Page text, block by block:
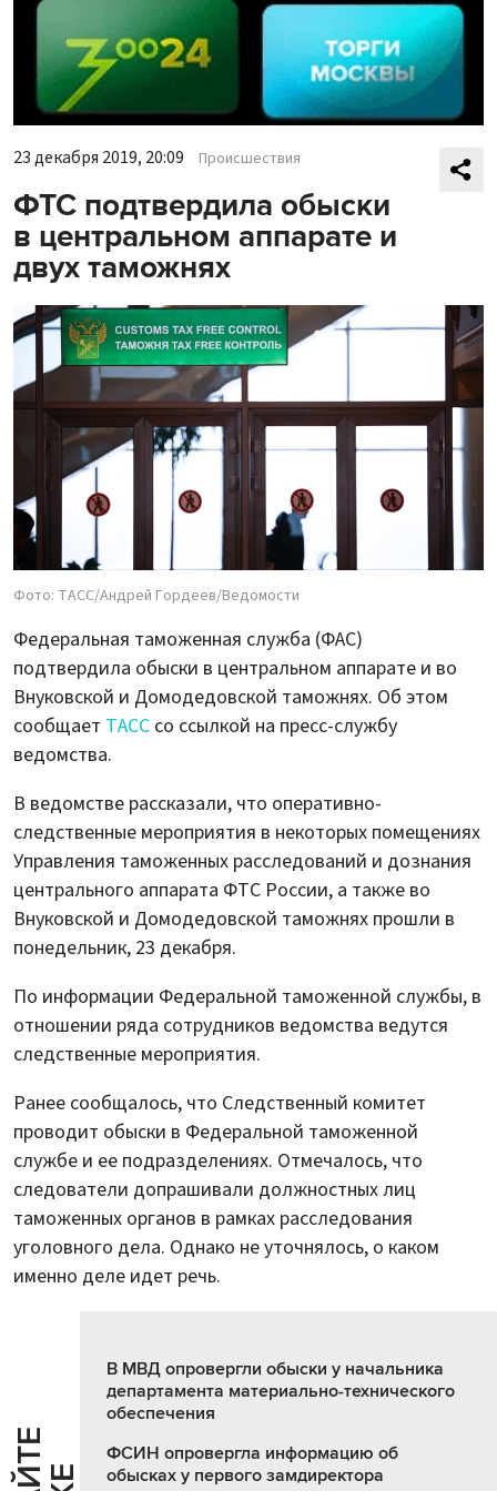
23 декабря 2019, 20:09 Происшествия
ФТС подтвердила обыски
в центральном аппарате и
двух таможнях
Фото: ТАСС/Андрей Гордеев/Ведомости
Федеральная таможенная служба (ФАС)
подтвердила обыски в центральном аппарате и во
Внуковской и Домодедовской таможнях. Об этом
сообщает ТАСС со ссылкой на пресс-службу
ведомства.
В ведомстве рассказали, что оперативно-
следственные мероприятия в некоторых помещениях
Управления таможенных расследований и дознания
центрального аппарата ФТС России, а также во
Внуковской и Домодедовской таможнях прошли в
понедельник, 23 декабря.
По информации Федеральной таможенной службы, в
отношении ряда сотрудников ведомства ведутся
следственные мероприятия.
Ранее сообщалось, что Следственный комитет
проводит обыски в Федеральной таможенной
службе и ее подразделениях. Отмечалось, что
следователи допрашивали должностных лиц
таможенных органов в рамках расследования
уголовного дела. Однако не уточнялось, о каком
именно деле идет речь.
В МВД опровергли обыски у начальника
департамента материально-технического
обеспечения
ФСИН опровергла информацию об
обысках у первого замдиректора